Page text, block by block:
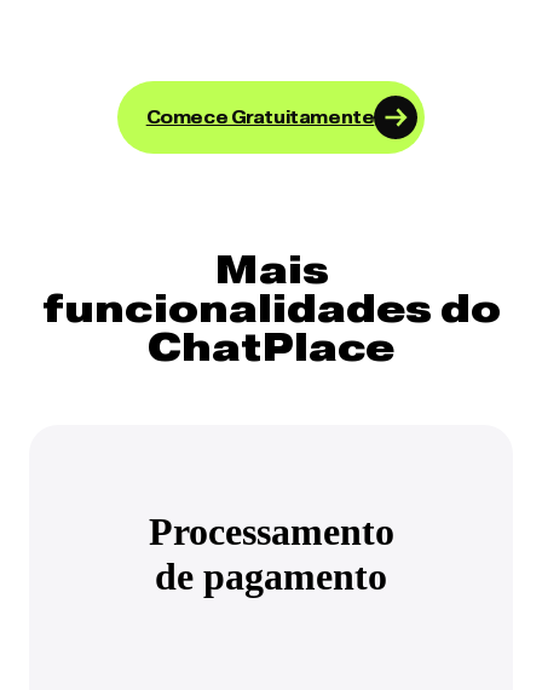
Comece Gratuitamente
Mais
funcionalidades do
ChatPlace
Processamento
de pagamento